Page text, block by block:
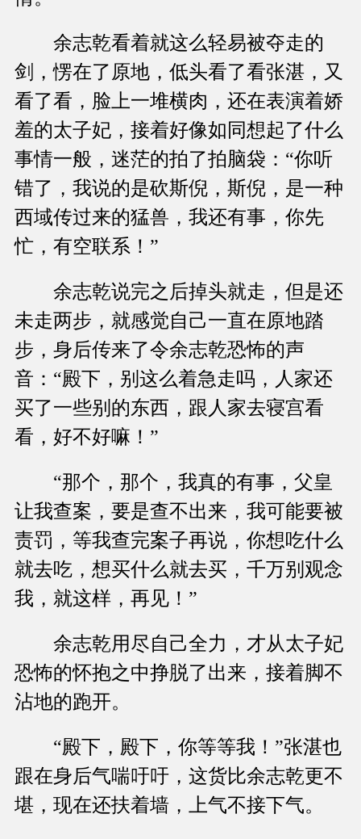
余志乾看着就这么轻易被夺走的
剑，愣在了原地，低头看了看张湛，又
看了看，脸上一堆横肉，还在表演着娇
羞的太子妃，接着好像如同想起了什么
事情一般，迷茫的拍了拍脑袋：“你听
错了，我说的是砍斯倪，斯倪，是一种
西域传过来的猛兽，我还有事，你先
忙，有空联系！”
余志乾说完之后掉头就走，但是还
未走两步，就感觉自己一直在原地踏
步，身后传来了令余志乾恐怖的声
音：“殿下，别这么着急走吗，人家还
买了一些别的东西，跟人家去寝宫看
看，好不好嘛！”
“那个，那个，我真的有事，父皇
让我查案，要是查不出来，我可能要被
责罚，等我查完案子再说，你想吃什么
就去吃，想买什么就去买，千万别观念
我，就这样，再见！”
余志乾用尽自己全力，才从太子妃
恐怖的怀抱之中挣脱了出来，接着脚不
沾地的跑开。
“殿下，殿下，你等等我！”张湛也
跟在身后气喘吁吁，这货比余志乾更不
堪，现在还扶着墙，上气不接下气。